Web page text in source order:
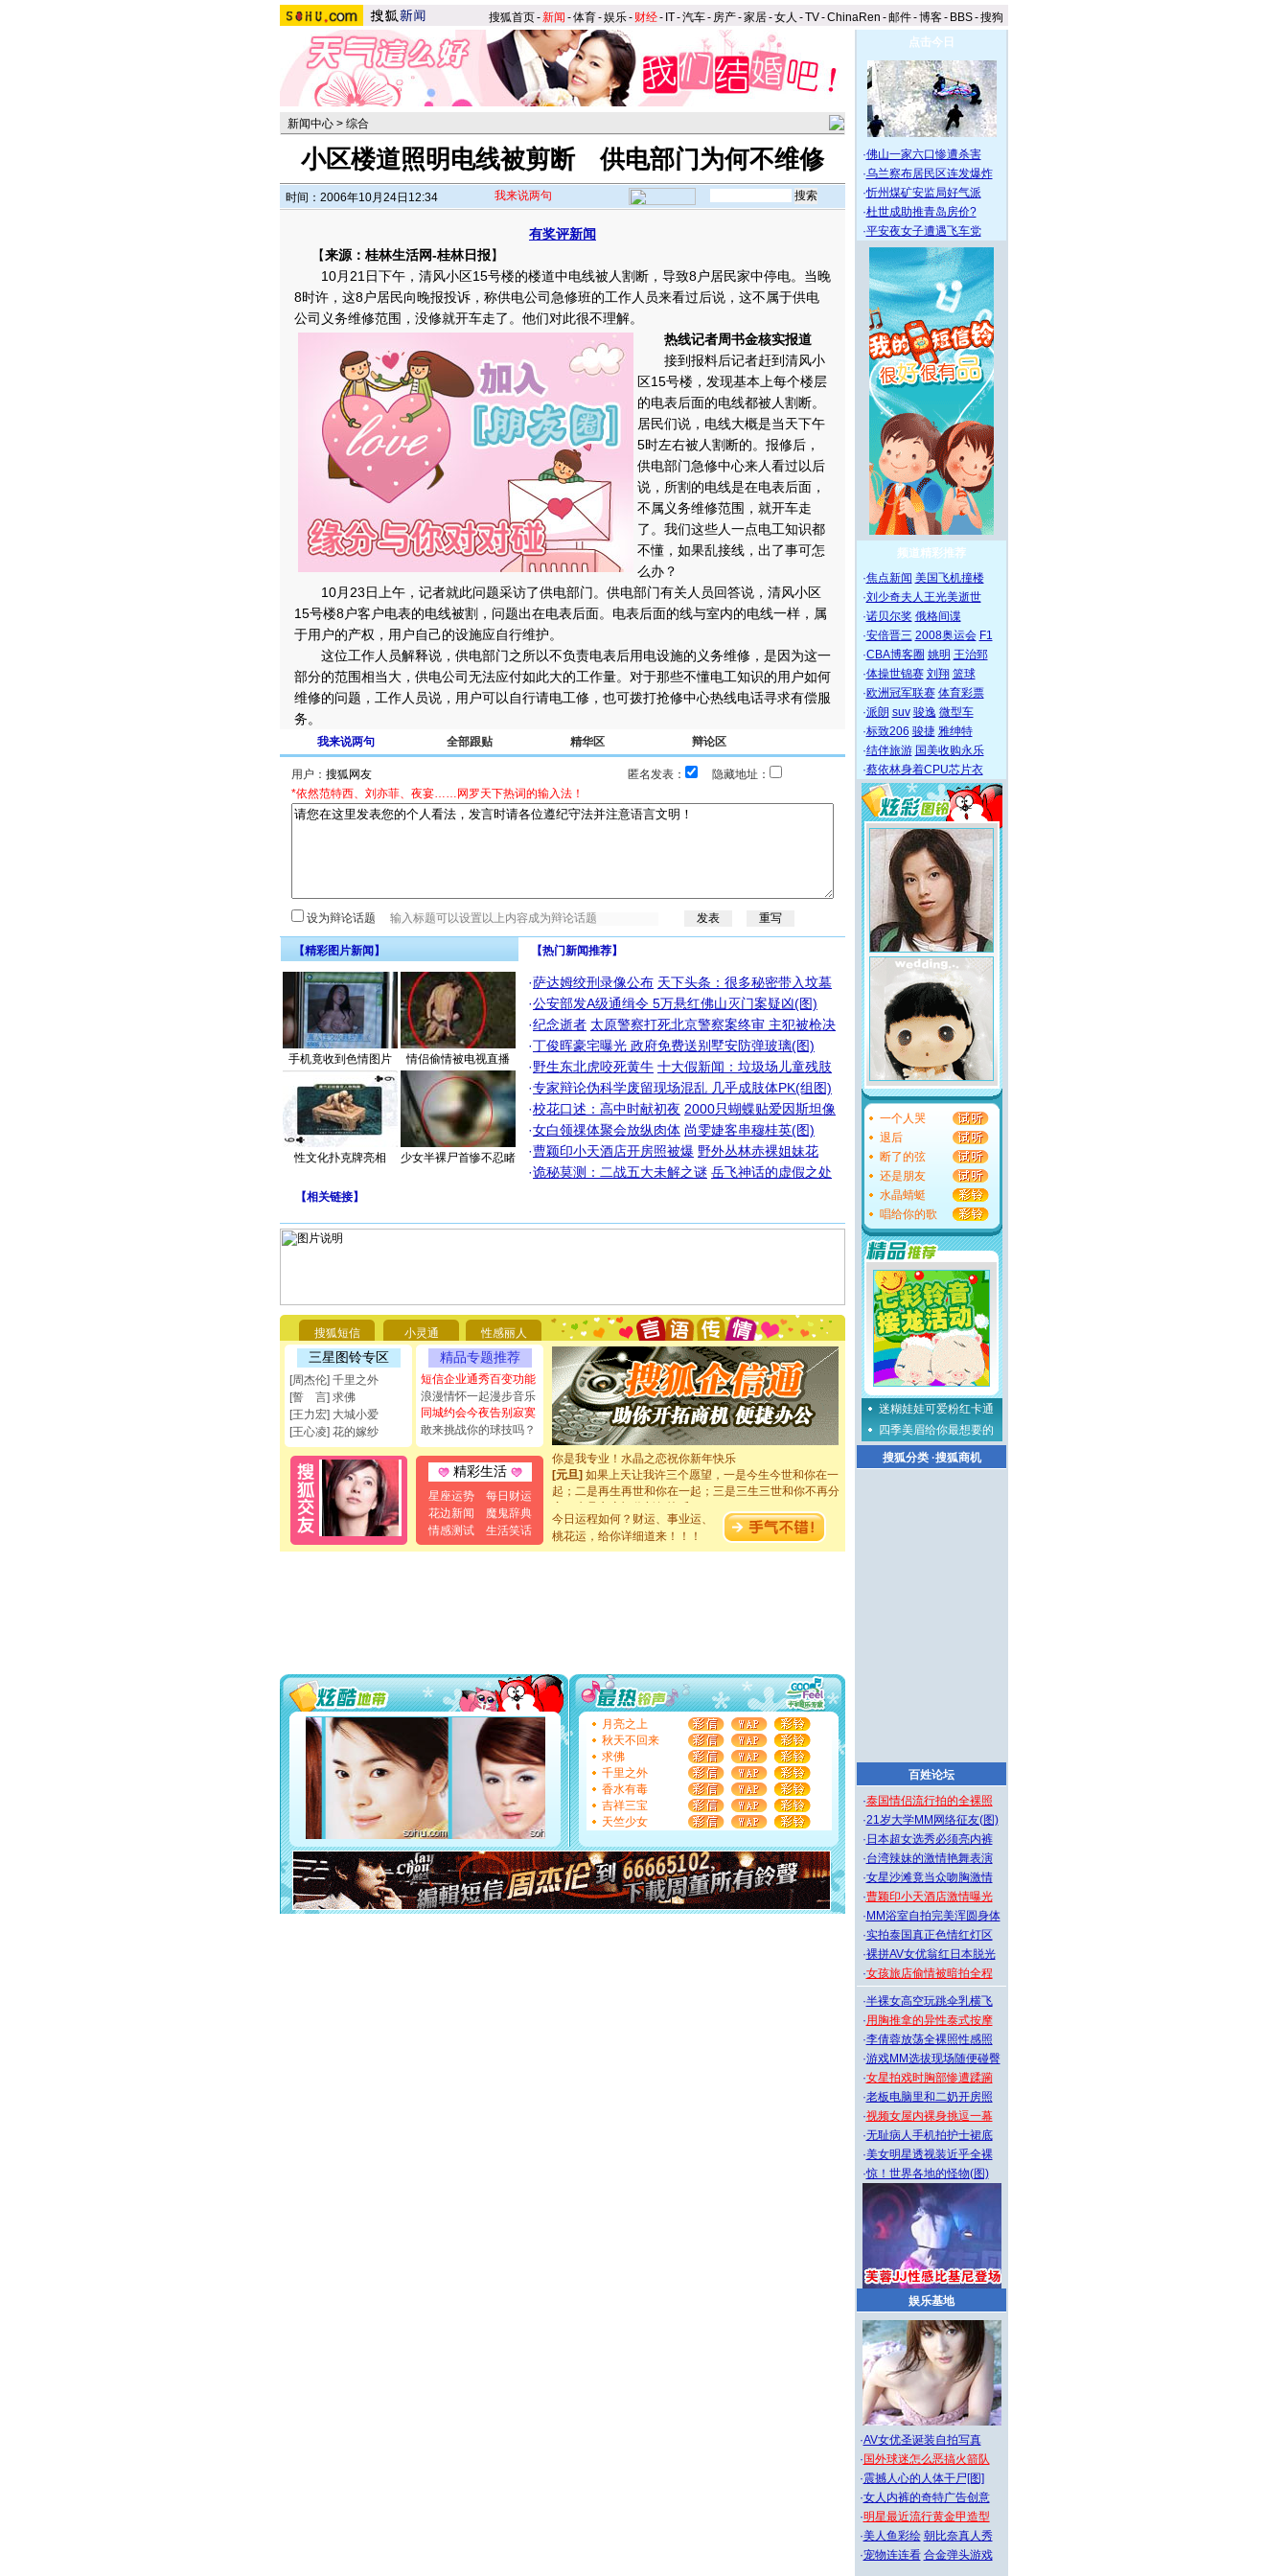
搜狐首页-新闻 -体育-娱乐- 财经- IT-汽车- 房产-家居-女人 -TV-ChinaRen -邮件-博客- BBS-搜狗
新闻中心 > 综合
小区楼道照明电线被剪断 供电部门为何不维修
时间：2006年10月24日12:34 我来说两句
有奖评新闻
【来源：桂林生活网-桂林日报】
10月21日下午，清风小区15号楼的楼道中电线被人割断，导致8户居民家中停电。当晚
8时许，这8户居民向晚报投诉，称供电公司急修班的工作人员来看过后说，这不属于供电
公司义务维修范围，没修就开车走了。他们对此很不理解。
热线记者周书金核实报道
接到报料后记者赶到清风小
区15号楼，发现基本上每个楼层
的电表后面的电线都被人割断。
居民们说，电线大概是当天下午
5时左右被人割断的。报修后，
供电部门急修中心来人看过以后
说，所割的电线是在电表后面，
不属义务维修范围，就开车走
了。我们这些人一点电工知识都
不懂，如果乱接线，出了事可怎
么办？
10月23日上午，记者就此问题采访了供电部门。供电部门有关人员回答说，清风小区
15号楼8户客户电表的电线被割，问题出在电表后面。电表后面的线与室内的电线一样，属
于用户的产权，用户自己的设施应自行维护。
这位工作人员解释说，供电部门之所以不负责电表后用电设施的义务维修，是因为这一
部分的范围相当大，供电公司无法应付如此大的工作量。对于那些不懂电工知识的用户如何
维修的问题，工作人员说，用户可以自行请电工修，也可拨打抢修中心热线电话寻求有偿服
务。
我来说两句 全部跟贴 精华区 辩论区
用户： 匿名发表：
隐藏地址：
*依然范特西、刘亦菲、夜宴……网罗天下热词的输入法！
设为辩论话题
【精彩图片新闻】
手机竟收到色情图片 情侣偷情被电视直播
性文化扑克牌亮相 少女半裸尸首惨不忍睹
【热门新闻推荐】
·萨达姆绞刑录像公布 天下头条：很多秘密带入坟墓
·公安部发A级通缉令 5万悬红佛山灭门案疑凶(图)
·纪念逝者 太原警察打死北京警察案终审 主犯被枪决
·丁俊晖豪宅曝光 政府免费送别墅安防弹玻璃(图)
·野生东北虎咬死黄牛 十大假新闻：垃圾场儿童残肢
·专家辩论伪科学废留现场混乱 几乎成肢体PK(组图)
·校花口述：高中时献初夜 2000只蝴蝶贴爱因斯坦像
·女白领祼体聚会放纵肉体 尚雯婕客串穆桂英(图)
·曹颖印小天酒店开房照被爆 野外丛林赤裸姐妹花
·诡秘莫测：二战五大未解之谜 岳飞神话的虚假之处
【相关链接】
搜狐短信 小灵通 性感丽人
三星图铃专区
[周杰伦] 千里之外
[誓 言] 求佛
[王力宏] 大城小爱
[王心凌] 花的嫁纱
精品专题推荐
短信企业通秀百变功能
浪漫情怀一起漫步音乐
同城约会今夜告别寂寞
敢来挑战你的球技吗？
精彩生活
星座运势
每日财运
花边新闻
魔鬼辞典
情感测试
生活笑话
你太多，只有给你五千万：千万快乐！千万要健康！千万
要平安！千万要知足！千万不要忘记我！
[圣诞节]不只这样的日子才会想起你,而是这样的日子才
能正大光明地骚扰你,告诉你,圣诞要快乐!新年要快乐!天天
都要快乐噢!
[圣诞节]奉上一颗祝福的心,在这个特别的日子里,愿幸福,
如意,快乐,鲜花,一切美好的祝愿与你同在.圣诞快乐!
[元旦]看到你我会触电；看不到你我要充电；没有你我会
断电。爱你是我职业，想你是我事业，抱你是我特长，吻
你是我专业！水晶之恋祝你新年快乐
[元旦]如果上天让我许三个愿望，一是今生今世和你在一
起；二是再生再世和你在一起；三是三生三世和你不再分
离。水晶之恋祝你新年快乐
[元旦]当我狠下心扭头离去那一刻，你在我身后无助地哭
泣，这痛楚让我明白我多么爱你。我转身抱住你：这猪不
你太多，只有给你五千万：千万快乐！千万要健康！千万
要平安！千万要知足！千万不要忘记我！
[圣诞节]不只这样的日子才会想起你,而是这样的日子才
能正大光明地骚扰你,告诉你,圣诞要快乐!新年要快乐!天天
都要快乐噢!
[圣诞节]奉上一颗祝福的心,在这个特别的日子里,愿幸福,
如意,快乐,鲜花,一切美好的祝愿与你同在.圣诞快乐!
[元旦]
看到你我会触电；看不到你我要充电；没有你我会
断电。爱你是我职业，想你是我事业，抱你是我特长，吻
你是我专业！水晶之恋祝你新年快乐
[元旦]
如果上天让我许三个愿望，一是今生今世和你在一
起；二是再生再世和你在一起；三是三生三世和你不再分
离。水晶之恋祝你新年快乐
[元旦]当我狠下心扭头离去那一刻，你在我身后无助地哭
泣，这痛楚让我明白我多么爱你。我转身抱住你：这猪不
今日运程如何？财运、事业运、
桃花运，给你详细道来！！！
月亮之上
秋天不回来
求佛
千里之外
香水有毒
吉祥三宝
天竺少女
点击今日
·佛山一家六口惨遭杀害
·乌兰察布居民区连发爆炸
·忻州煤矿安监局好气派
·杜世成助推青岛房价?
·平安夜女子遭遇飞车党
频道精彩推荐
·焦点新闻 美国飞机撞楼
·刘少奇夫人王光美逝世
·诺贝尔奖 俄格间谍
·安倍晋三 2008奥运会 F1
·CBA博客圈 姚明 王治郅
·体操世锦赛 刘翔 篮球
·欧洲冠军联赛 体育彩票
·派朗 suv 骏逸 微型车
·标致206 骏捷 雅绅特
·结伴旅游 国美收购永乐
·蔡依林身着CPU芯片衣
一个人哭
退后
断了的弦
还是朋友
水晶蜻蜓
唱给你的歌
迷糊娃娃可爱粉红卡通
四季美眉给你最想要的
搜狐分类·搜狐商机
百姓论坛
·泰国情侣流行拍的全裸照
·21岁大学MM网络征友(图)
· 日本超女选秀必须亮内裤
·台湾辣妹的激情艳舞表演
·女星沙滩竟当众吻胸激情
·曹颖印小天酒店激情曝光
· MM浴室自拍完美浑圆身体
·实拍泰国真正色情红灯区
·裸拼AV女优翁红日本脱光
·女孩旅店偷情被暗拍全程
·半裸女高空玩跳伞乳横飞
·用胸推拿的异性泰式按摩
·李倩蓉放荡全裸照性感照
·游戏MM选拔现场随便碰臀
·女星拍戏时胸部惨遭蹂躏
·老板电脑里和二奶开房照
·视频女屋内裸身挑逗一幕
·无耻病人手机拍护士裙底
·美女明星透视装近乎全裸
·惊！世界各地的怪物(图)
娱乐基地
·AV女优圣诞装自拍写真
· 国外球迷怎么恶搞火箭队
·震撼人心的人体干尸[图]
·女人内裤的奇特广告创意
·明星最近流行黄金甲造型
·美人鱼彩绘 朝比奈真人秀
·宠物连连看 合金弹头游戏